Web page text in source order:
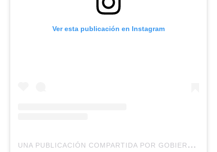
Ver esta publicación en Instagram
U
NA PUBLICACIÓN COMPARTIDA POR GOBIERNO DE CHILE (@GOBIERNODECHILE)